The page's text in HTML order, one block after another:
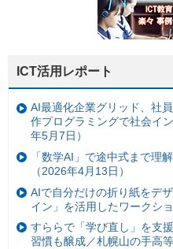
ICT活用レポート
AI最適化企業グリッド、社
作プログラミングで社会イ
年5月7日）
「数学AI」で途中式まで理
（2026年4月13日）
AIで自分だけの折り紙をデ
イン」を活用したワークシ
すららで「学び直し」を支
習慣も醸成／札幌山の手高